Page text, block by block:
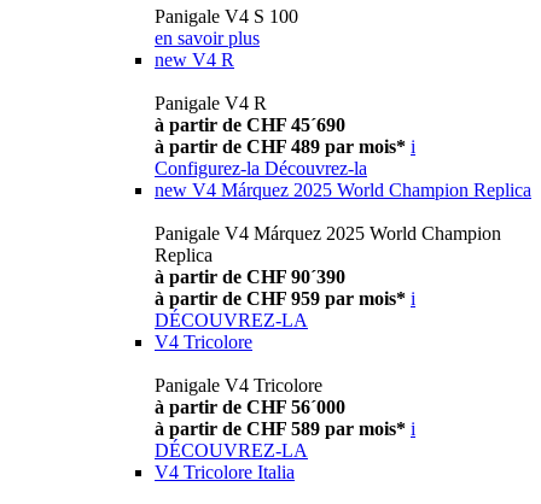
Panigale V4 S 100
en savoir plus
new V4 R
Panigale V4 R
à partir de CHF 45´690
à partir de CHF 489 par mois* i
Configurez-la Découvrez-la
new V4 Márquez 2025 World Champion Replica
Panigale V4 Márquez 2025 World Champion
Replica
à partir de CHF 90´390
à partir de CHF 959 par mois* i
DÉCOUVREZ-LA
V4 Tricolore
Panigale V4 Tricolore
à partir de CHF 56´000
à partir de CHF 589 par mois* i
DÉCOUVREZ-LA
V4 Tricolore Italia